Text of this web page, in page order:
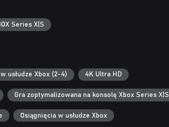
Series X|S
usłudze Xbox (2-4) 4K Ultra HD
Gra zoptymalizowana na konsolę Xbox Series X|S
Osiągnięcia w usłudze Xbox